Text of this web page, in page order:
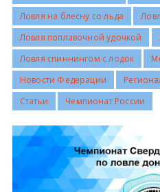
Ловля на блесну со льда
Ловля поплавочной удочкой
Ловля спиннингом с лодок
Новости Федерации
Статьи
Чемпионат России
Всероссийские правила
Судейские документы